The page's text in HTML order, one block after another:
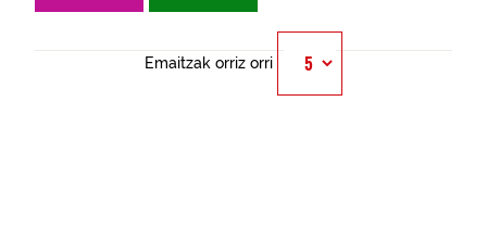
Emaitzak orriz orri